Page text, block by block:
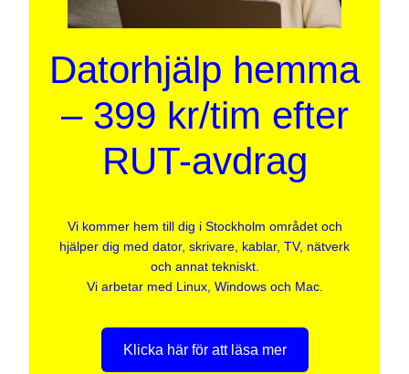
Datorhjälp hemma
– 399 kr/tim efter
RUT-avdrag
Vi kommer hem till dig i Stockholm området och
hjälper dig med dator, skrivare, kablar, TV, nätverk
och annat tekniskt.
Vi arbetar med Linux, Windows och Mac.
Klicka här för att läsa mer